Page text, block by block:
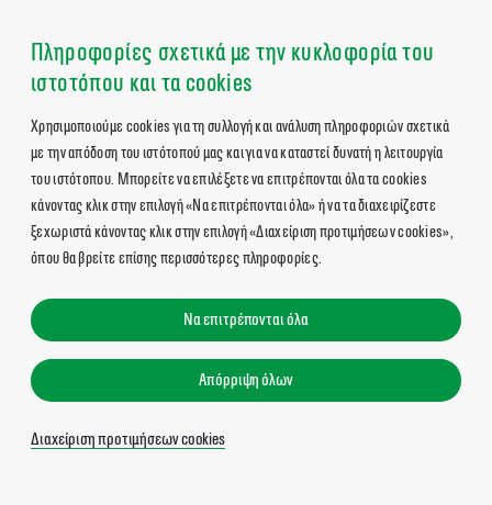
Πληροφορίες σχετικά με την κυκλοφορία του
ιστοτόπου και τα cookies
Χρησιμοποιούμε cookies για τη συλλογή και ανάλυση πληροφοριών σχετικά
με την απόδοση του ιστότοπού μας και για να καταστεί δυνατή η λειτουργία
του ιστότοπου. Μπορείτε να επιλέξετε να επιτρέπονται όλα τα cookies
κάνοντας κλικ στην επιλογή «Να επιτρέπονται όλα» ή να τα διαχειρίζεστε
ξεχωριστά κάνοντας κλικ στην επιλογή «Διαχείριση προτιμήσεων cookies»,
όπου θα βρείτε επίσης περισσότερες πληροφορίες.
Να επιτρέπονται όλα
Απόρριψη όλων
Διαχείριση προτιμήσεων cookies